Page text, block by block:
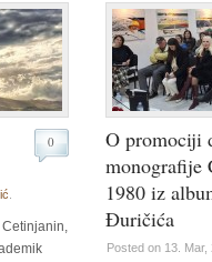
0
O promociji
monografije
1980 iz
Đuričića
Posted on 13.